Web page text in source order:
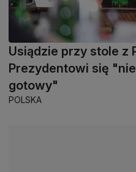
Usiądzie przy stole z
Prezydentowi się
gotowy"
POLSKA